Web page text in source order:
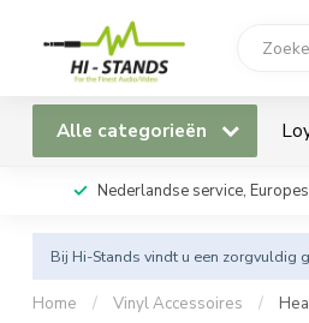
Alle categorieën
Nederlandse service,
Bij Hi-Stands vindt u een zorgvuldig
Home / Vinyl Accessoires /